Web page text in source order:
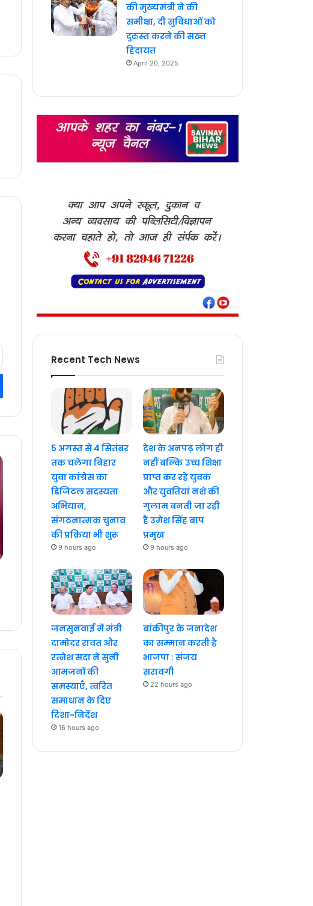
की मुख्यमंत्री ने की
समीक्षा, दी सुविधाओं को
दुरुस्त करने की सख्त
हिदायत
April 20, 2025
Recent Tech News
5 अगस्त से 4 सितंबर
तक चलेगा बिहार
युवा कांग्रेस का
डिजिटल सदस्यता
अभियान,
संगठनात्मक चुनाव
की प्रक्रिया भी शुरू
9 hours ago
देश के अनपढ़ लोग ही
नहीं बल्कि उच्च शिक्षा
प्राप्त कर रहे युवक
और युवतियां नशे की
गुलाम बनती जा रही
है उमेश सिंह बाप
प्रमुख
9 hours ago
जनसुनवाई में मंत्री
दामोदर रावत और
रत्नेश सदा ने सुनी
आमजनों की
समस्याएँ, त्वरित
समाधान के दिए
दिशा-निर्देश
16 hours ago
बांकीपुर के जनादेश
का सम्मान करती है
भाजपा : संजय
सरावगी
22 hours ago